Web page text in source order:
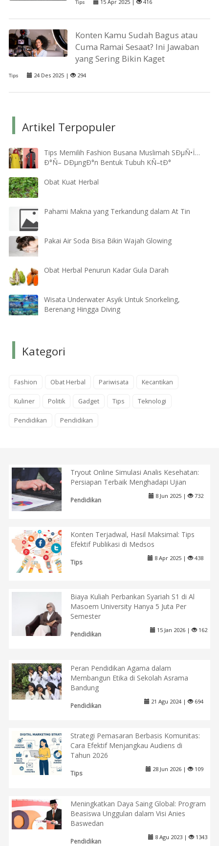
Tips 15 Apr 2025 | 416
Konten Kamu Sudah Bagus atau
Cuma Ramai Sesaat? Ini Jawaban
yang Sering Bikin Kaget
Tips 24 Des 2025 | 294
Artikel Terpopuler
Tips Memilih Fashion Busana Muslimah SÐµÑ•Ï…
Ð°Ñ– DÐµngÐ°n Bentuk Tubuh KÑ–tÐ°
Obat Kuat Herbal
Pahami Makna yang Terkandung dalam At Tin
Pakai Air Soda Bisa Bikin Wajah Glowing
Obat Herbal Penurun Kadar Gula Darah
Wisata Underwater Asyik Untuk Snorkeling,
Berenang Hingga Diving
Kategori
Fashion Obat Herbal Pariwisata Kecantikan
Kuliner Politik Gadget Tips Teknologi
Pendidikan Pendidikan
Tryout Online Simulasi Analis Kesehatan:
Persiapan Terbaik Menghadapi Ujian
Pendidikan
8 Jun 2025 | 732
Konten Terjadwal, Hasil Maksimal: Tips
Efektif Publikasi di Medsos
Tips
8 Apr 2025 | 438
Biaya Kuliah Perbankan Syariah S1 di Al
Masoem University Hanya 5 Juta Per
Semester
Pendidikan
15 Jan 2026 | 162
Peran Pendidikan Agama dalam
Membangun Etika di Sekolah Asrama
Bandung
Pendidikan
21 Agu 2024 | 694
Strategi Pemasaran Berbasis Komunitas:
Cara Efektif Menjangkau Audiens di
Tahun 2026
Tips
28 Jun 2026 | 109
Meningkatkan Daya Saing Global: Program
Beasiswa Unggulan dalam Visi Anies
Baswedan
Pendidikan
8 Agu 2023 | 1343